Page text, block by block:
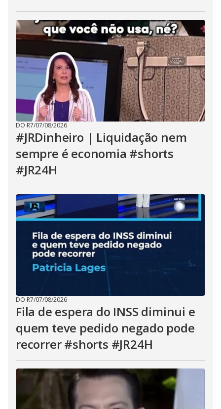
DO R7/07/08/2026
#JRDinheiro | Liquidação nem
sempre é economia #shorts
#JR24H
DO R7/07/08/2026
Fila de espera do INSS diminui e
quem teve pedido negado pode
recorrer #shorts #JR24H